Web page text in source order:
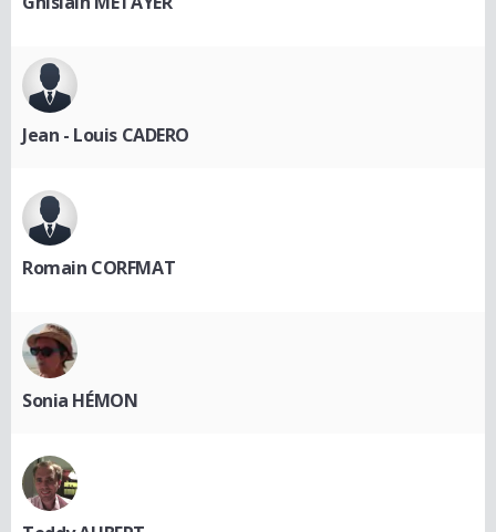
Jean - Louis CADERO
Romain CORFMAT
Sonia HÉMON